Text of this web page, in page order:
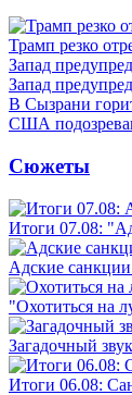
Трамп резко
Запад
Запад
В Сызрани
США
Сюжеты
Итоги 07.08:
Адские
"Охотиться на
Загадочный
Итоги 06.08: